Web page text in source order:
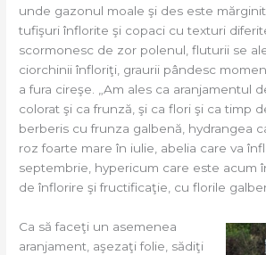
unde gazonul moale şi des este
tufişuri înflorite şi copaci cu texturi
scormonesc de zor polenul, fluturii se
ciorchinii înfloriţi, graurii pândesc
a fura cireşe. „Am ales ca aranjamentul
colorat şi ca frunză, şi ca flori şi ca timp
berberis cu frunza galbenă, hydrangea
roz foarte mare în iulie, abelia care va
septembrie, hypericum care este acum
de înflorire şi fructificaţie, cu florile
Ca să faceţi un asemenea
aranjament, aşezaţi folie, sădiţi